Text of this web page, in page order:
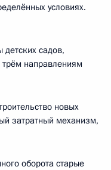
условиях.
детских садов,
направлениям
новых
затратный механизм,
оборота старые